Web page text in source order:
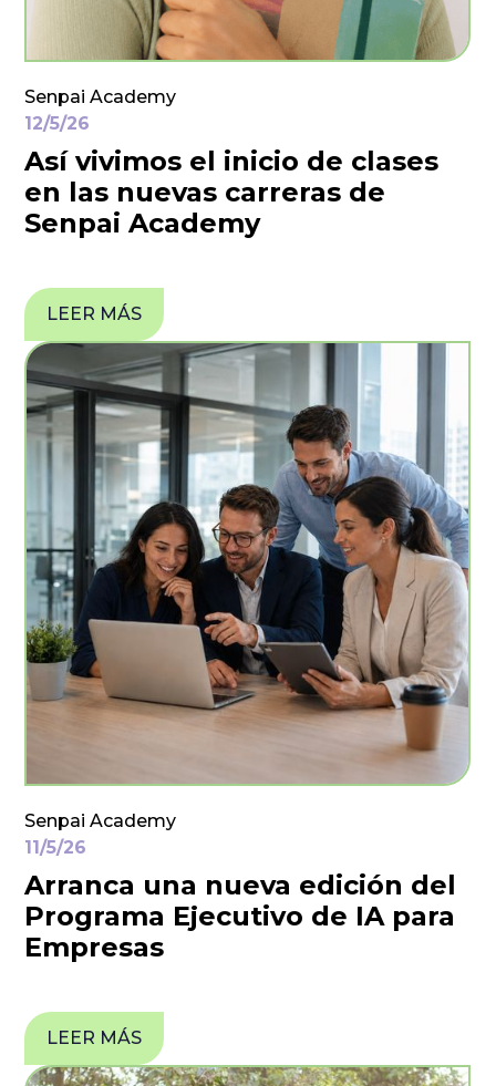
Senpai Academy
12/5/26
Así vivimos el inicio de clases
en las nuevas carreras de
Senpai Academy
LEER MÁS
Senpai Academy
11/5/26
Arranca una nueva edición del
Programa Ejecutivo de IA para
Empresas
LEER MÁS